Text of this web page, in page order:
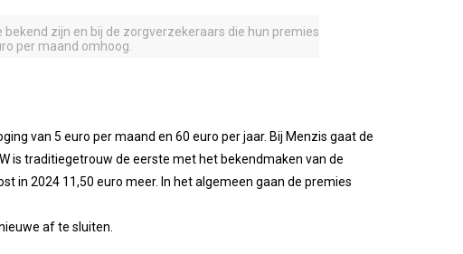
zijn en bij de zorgverzekeraars die hun premies
per maand omhoog.
van 5 euro per maand en 60 euro per jaar. Bij Menzis gaat de
is traditiegetrouw de eerste met het bekendmaken van de
in 2024 11,50 euro meer. In het algemeen gaan de premies
af te sluiten.